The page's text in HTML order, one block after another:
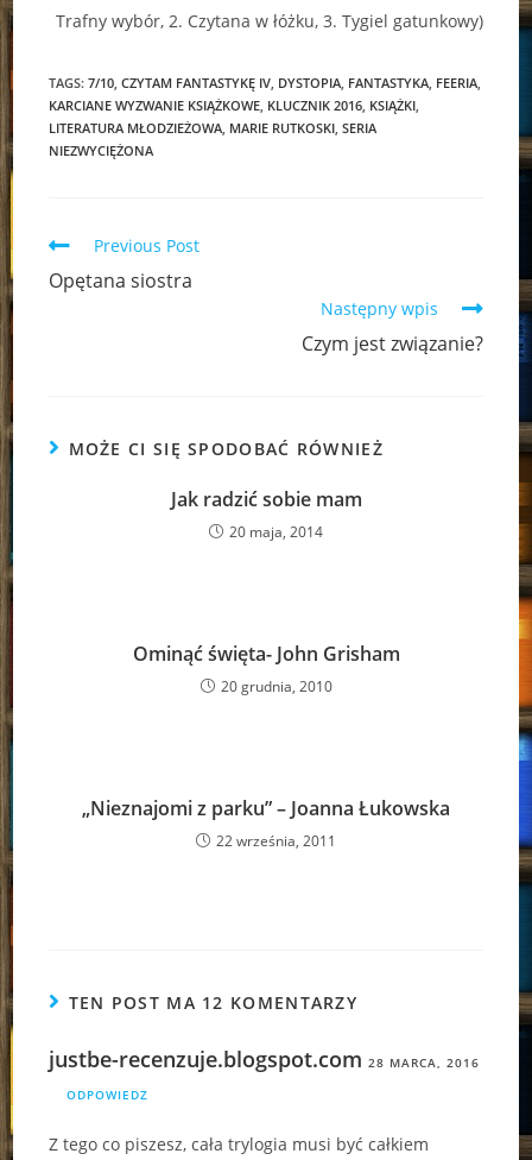
Trafny wybór, 2. Czytana w łóżku, 3. Tygiel gatunkowy)
TAGS:7/10 CZYTAM FANTASTYKĘ IV DYSTOPIA FANTASTYKA FEERIA
KARCIANE WYZWANIE KSIĄŻKOWE KLUCZNIK 2016 KSIĄŻKI
LITERATURA MŁODZIEŻOWA MARIE RUTKOSKI SERIA
NIEZWYCIĘŻONA
Read
articles
Previous Post
Opętana siostra
Następny wpis
Czym jest związanie?
MOŻE CI SIĘ SPODOBAĆ RÓWNIEŻ
Jak radzić sobie mam
20 maja, 2014
Ominąć święta- John Grisham
20 grudnia, 2010
„Nieznajomi z parku” – Joanna Łukowska
22 września, 2011
TEN POST MA 12 KOMENTARZY
justbe-recenzuje.blogspot.com 28 MARCA, 2016
ODPOWIEDZ
Z tego co piszesz, cała trylogia musi być całkiem